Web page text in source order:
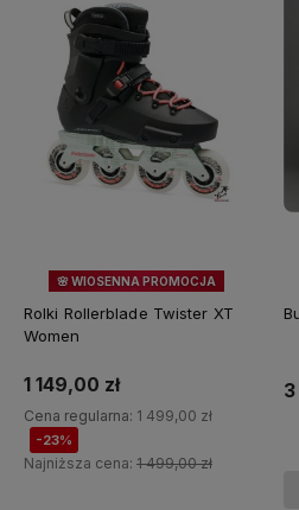
🌸 WIOSENNA PROMOCJA
Rolki Rollerblade Twister XT
Women
1 149,00 zł
Cena regularna: 1 499,00 zł
-23%
Najniższa cena: 1 499,00 zł